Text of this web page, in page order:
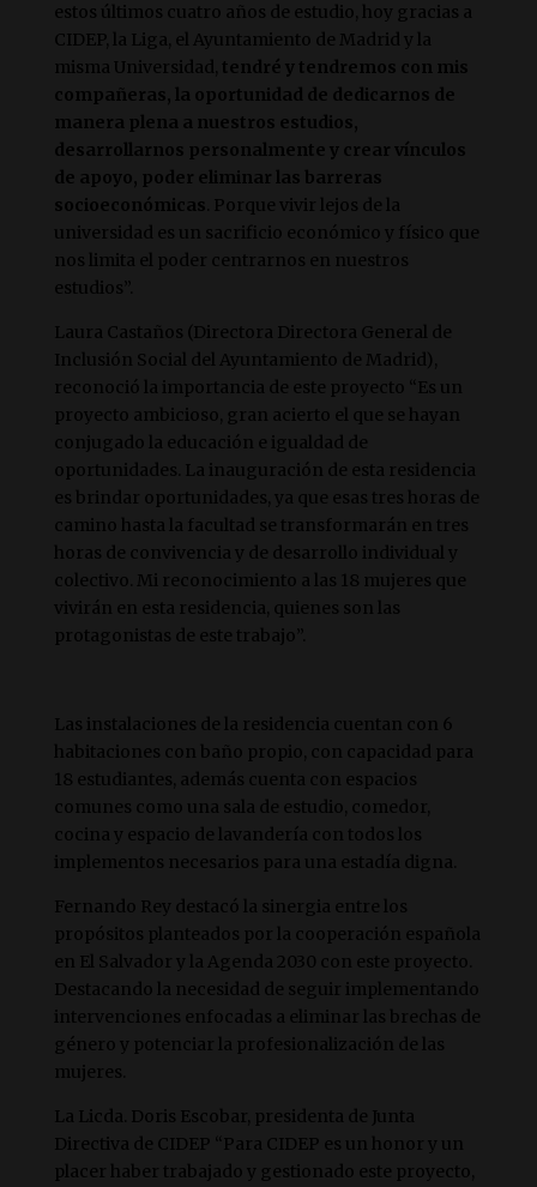
estos últimos cuatro años de estudio, hoy gracias a
CIDEP, la Liga, el Ayuntamiento de Madrid y la
misma Universidad, tendré y tendremos con mis
compañeras, la oportunidad de dedicarnos de
manera plena a nuestros estudios,
desarrollarnos personalmente y crear vínculos
de apoyo, poder eliminar las barreras
socioeconómicas . Porque vivir lejos de la
universidad es un sacrificio económico y físico que
nos limita el poder centrarnos en nuestros
estudios”.
Laura Castaños (Directora Directora General de
Inclusión Social del Ayuntamiento de Madrid),
reconoció la importancia de este proyecto “Es un
proyecto ambicioso, gran acierto el que se hayan
conjugado la educación e igualdad de
oportunidades. La inauguración de esta residencia
es brindar oportunidades, ya que esas tres horas de
camino hasta la facultad se transformarán en tres
horas de convivencia y de desarrollo individual y
colectivo. Mi reconocimiento a las 18 mujeres que
vivirán en esta residencia, quienes son las
protagonistas de este trabajo”.
Las instalaciones de la residencia cuentan con 6
habitaciones con baño propio, con capacidad para
18 estudiantes, además cuenta con espacios
comunes como una sala de estudio, comedor,
cocina y espacio de lavandería con todos los
implementos necesarios para una estadía digna.
Fernando Rey destacó la sinergia entre los
propósitos planteados por la cooperación española
en El Salvador y la Agenda 2030 con este proyecto.
Destacando la necesidad de seguir implementando
intervenciones enfocadas a eliminar las brechas de
género y potenciar la profesionalización de las
mujeres.
La Licda. Doris Escobar, presidenta de Junta
Directiva de CIDEP “Para CIDEP es un honor y un
placer haber trabajado y gestionado este proyecto,